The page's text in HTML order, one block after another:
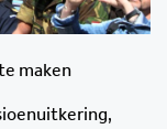
maken